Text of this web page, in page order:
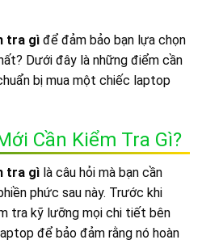
tra gì để đảm bảo bạn lựa chọn
Dưới đây là những điểm cần
bị mua một chiếc laptop
Cần Kiểm Tra Gì?
tra gì là câu hỏi mà bạn cần
phức sau này. Trước khi
tra kỹ lưỡng mọi chi tiết bên
để bảo đảm rằng nó hoàn